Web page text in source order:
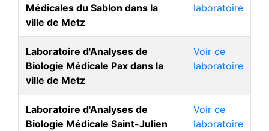
Médicales du Sablon dans la
ville de Metz
laboratoire
Laboratoire d'Analyses de
Biologie Médicale Pax dans la
ville de Metz
Voir ce
laboratoire
Laboratoire d'Analyses de
Biologie Médicale Saint-Julien
Voir ce
laboratoire